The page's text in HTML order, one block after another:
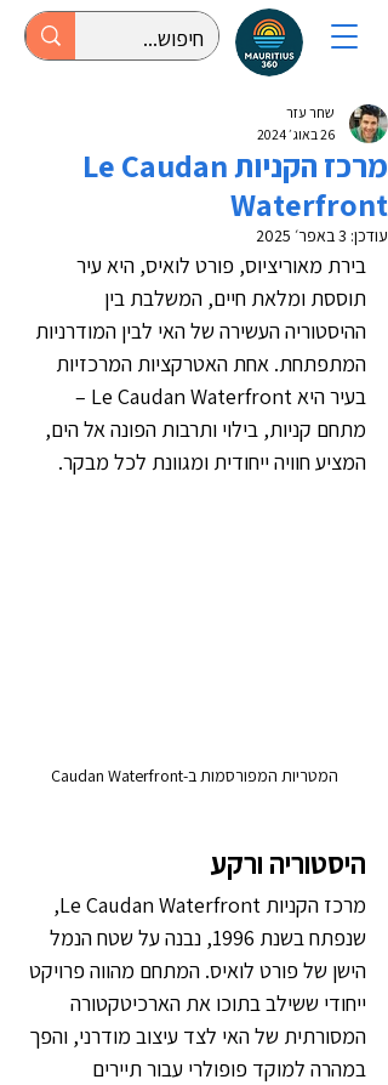
מרכז הקניות Le Caudan
Waterfront
שחר עזר
26 באוג׳ 2024
עודכן: 3 באפר׳ 2025
בירת מאוריציוס, פורט לואיס, היא עיר
תוססת ומלאת חיים, המשלבת בין
ההיסטוריה העשירה של האי לבין המודרניות
המתפתחת. אחת האטרקציות המרכזיות
בעיר היא Le Caudan Waterfront –
מתחם קניות, בילוי ותרבות הפונה אל הים,
המציע חוויה ייחודית ומגוונת לכל מבקר.
המטריות המפורסמות ב-Caudan Waterfront
היסטוריה ורקע
מרכז הקניות Le Caudan Waterfront,
שנפתח בשנת 1996, נבנה על שטח הנמל
הישן של פורט לואיס. המתחם מהווה פרויקט
ייחודי ששילב בתוכו את הארכיטקטורה
המסורתית של האי לצד עיצוב מודרני, והפך
במהרה למוקד פופולרי עבור תיירים